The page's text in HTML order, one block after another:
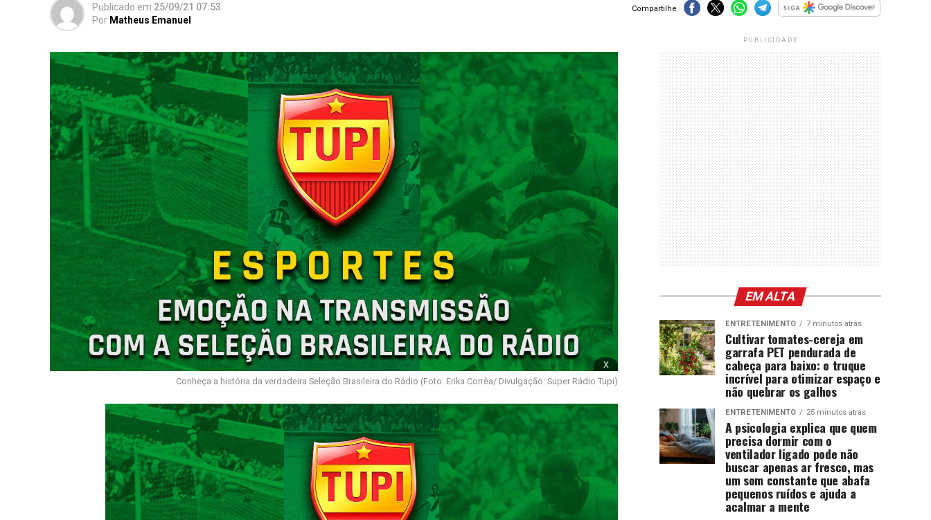
Publicado em 25/09/21 07:53
Por Matheus Emanuel
Compartilhe
x
Conheça a história da verdadeira Seleção Brasileira do Rádio (Foto: Erika Corrêa/ Divulgação: Super Rádio Tupi)
PUBLICIDADE
EM ALTA
ENTRETENIMENTO 7 minutos atrás
Cultivar tomates-cereja em
garrafa PET pendurada de
cabeça para baixo: o truque
incrível para otimizar espaço e
não quebrar os galhos
ENTRETENIMENTO 25 minutos atrás
A psicologia explica que quem
precisa dormir com o
ventilador ligado pode não
buscar apenas ar fresco, mas
um som constante que abafa
pequenos ruídos e ajuda a
acalmar a mente